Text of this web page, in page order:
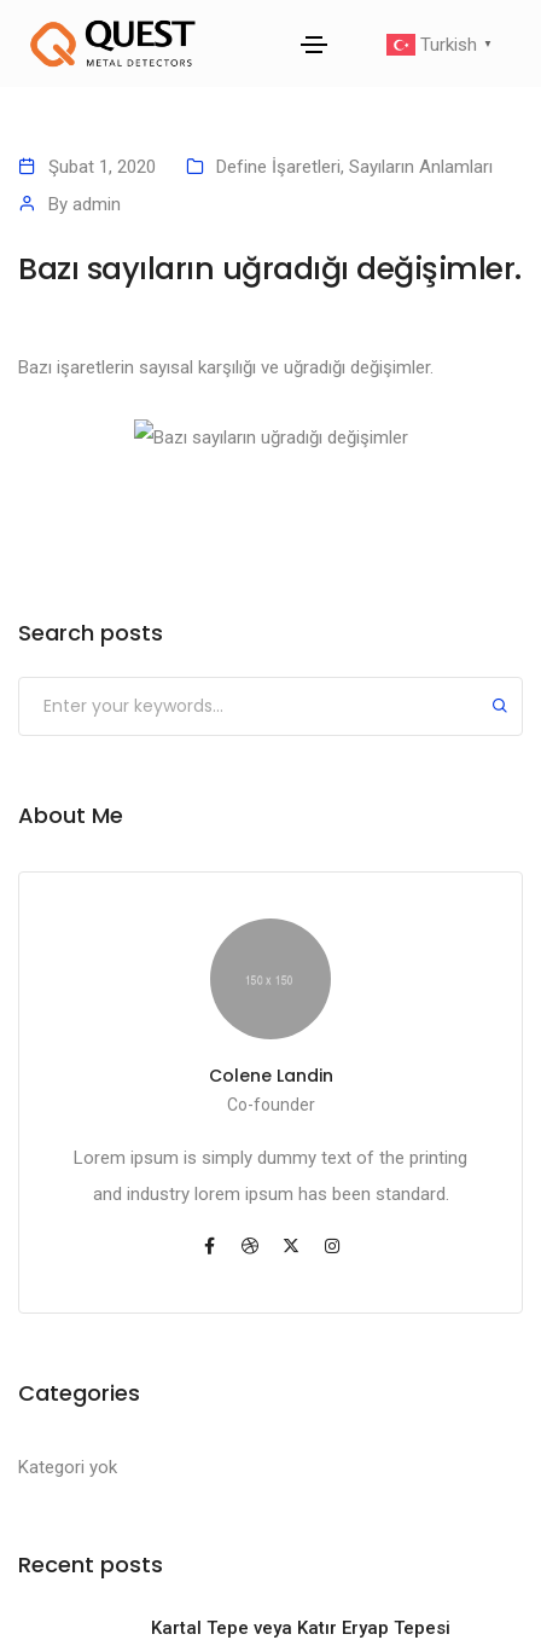
Turkish ▼
Şubat 1, 2020 Define İşaretleri, Sayıların Anlamları
By admin
Bazı sayıların uğradığı değişimler.
Bazı işaretlerin sayısal karşılığı ve uğradığı değişimler.
Search posts
About Me
Colene Landin
Co-founder
Lorem ipsum is simply dummy text of the printing
and industry lorem ipsum has been standard.
Categories
Kategori yok
Recent posts
Kartal Tepe veya Katır Eryap Tepesi